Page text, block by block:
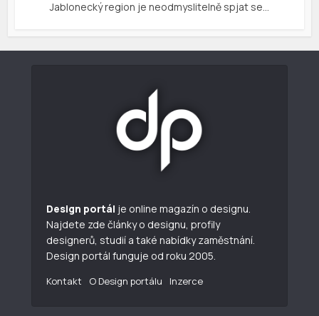
Jablonecký region je neodmyslitelně spjat se…
Design portál je online magazín o designu.
Najdete zde články o designu, profily
designerů, studií a také nabídky zaměstnání.
Design portál funguje od roku 2005.
Kontakt O Design portálu Inzerce